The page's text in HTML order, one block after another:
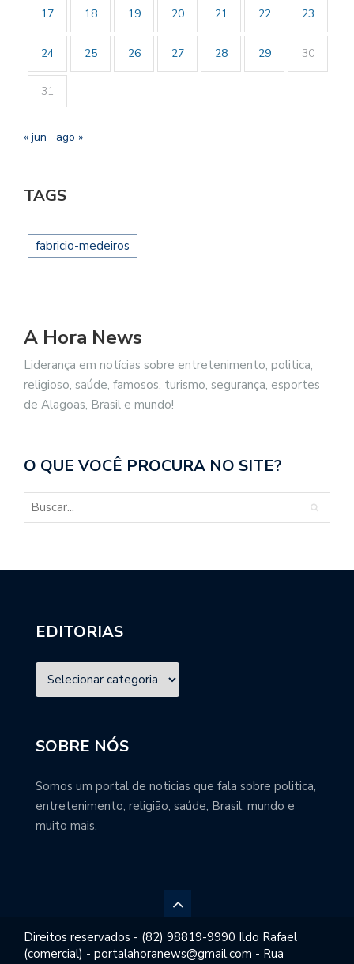
17 18 19 20 21 22 23
24 25 26 27 28 29 30
31
« jun ago »
TAGS
fabricio-medeiros
A Hora News
Liderança em notícias sobre entretenimento, politica,
religioso, saúde, famosos, turismo, segurança, esportes
de Alagoas, Brasil e mundo!
O QUE VOCÊ PROCURA NO SITE?
EDITORIAS
SOBRE NÓS
Somos um portal de noticias que fala sobre politica,
entretenimento, religião, saúde, Brasil, mundo e
muito mais.
Direitos reservados - (82) 98819-9990 Ildo Rafael
(comercial) - portalahoranews@gmail.com - Rua